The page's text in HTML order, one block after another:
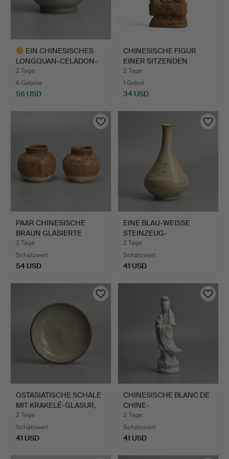
EIN CHINESISCHES
LONGQUAN-CELADON-
ZHADOU, …
2 Tage
6 Gebote
56 USD
CHINESISCHE FIGUR
EINER SITZENDEN
GUANYIN …
2 Tage
1 Gebot
34 USD
PAAR CHINESISCHE
BRAUN GLASIERTE
KRÜGE, CI…
2 Tage
Schätzwert
54 USD
EINE BLAU-WEISSE
STEINZEUG-
FLASCHENVASE, M…
2 Tage
Schätzwert
41 USD
OSTASIATISCHE SCHALE
MIT KRAKELÉ-GLASUR,
W…
2 Tage
Schätzwert
41 USD
CHINESISCHE BLANC DE
CHINE-
PORZELLANFIGUR …
2 Tage
Schätzwert
41 USD